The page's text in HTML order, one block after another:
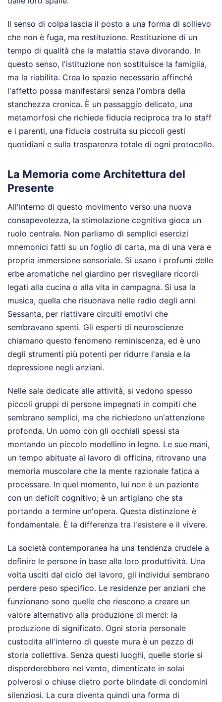
Il senso di colpa lascia il posto a una forma di sollievo
che non è fuga, ma restituzione. Restituzione di un
tempo di qualità che la malattia stava divorando. In
questo senso, l'istituzione non sostituisce la famiglia,
ma la riabilita. Crea lo spazio necessario affinché
l'affetto possa manifestarsi senza l'ombra della
stanchezza cronica. È un passaggio delicato, una
metamorfosi che richiede fiducia reciproca tra lo staff
e i parenti, una fiducia costruita su piccoli gesti
quotidiani e sulla trasparenza totale di ogni protocollo.
La Memoria come Architettura del
Presente
All'interno di questo movimento verso una nuova
consapevolezza, la stimolazione cognitiva gioca un
ruolo centrale. Non parliamo di semplici esercizi
mnemonici fatti su un foglio di carta, ma di una vera e
propria immersione sensoriale. Si usano i profumi delle
erbe aromatiche nel giardino per risvegliare ricordi
legati alla cucina o alla vita in campagna. Si usa la
musica, quella che risuonava nelle radio degli anni
Sessanta, per riattivare circuiti emotivi che
sembravano spenti. Gli esperti di neuroscienze
chiamano questo fenomeno reminiscenza, ed è uno
degli strumenti più potenti per ridurre l'ansia e la
depressione negli anziani.
Nelle sale dedicate alle attività, si vedono spesso
piccoli gruppi di persone impegnati in compiti che
sembrano semplici, ma che richiedono un'attenzione
profonda. Un uomo con gli occhiali spessi sta
montando un piccolo modellino in legno. Le sue mani,
un tempo abituate al lavoro di officina, ritrovano una
memoria muscolare che la mente razionale fatica a
processare. In quel momento, lui non è un paziente
con un deficit cognitivo; è un artigiano che sta
portando a termine un'opera. Questa distinzione è
fondamentale. È la differenza tra l'esistere e il vivere.
La società contemporanea ha una tendenza crudele a
definire le persone in base alla loro produttività. Una
volta usciti dal ciclo del lavoro, gli individui sembrano
perdere peso specifico. Le residenze per anziani che
funzionano sono quelle che riescono a creare un
valore alternativo alla produzione di merci: la
produzione di significato. Ogni storia personale
custodita all'interno di queste mura è un pezzo di
storia collettiva. Senza questi luoghi, quelle storie si
disperderebbero nel vento, dimenticate in solai
polverosi o chiuse dietro porte blindate di condomini
silenziosi. La cura diventa quindi una forma di